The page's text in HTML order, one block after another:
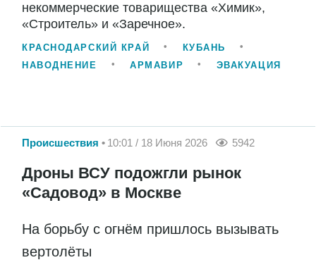
некоммерческие товарищества «Химик»,
«Строитель» и «Заречное».
КРАСНОДАРСКИЙ КРАЙ
КУБАНЬ
НАВОДНЕНИЕ
АРМАВИР ЭВАКУАЦИЯ
Происшествия 10:01 / 18 Июня 2026 5942
Дроны ВСУ подожгли рынок
«Садовод» в Москве
На борьбу с огнём пришлось вызывать
вертолёты